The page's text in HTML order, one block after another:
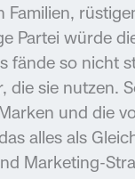
Partei würde
fände so nicht
die sie nutzen.
und die
alles als
Marketing-